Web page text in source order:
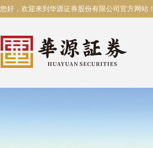
您好，欢迎来到华源证券股份有限公司官方网站！